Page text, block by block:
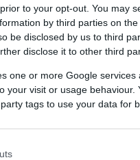
to your opt-out. You may
by third parties on the
be disclosed by us to third
disclose it to other third
one or more Google
your visit or usage behaviour.
tags to use your data for